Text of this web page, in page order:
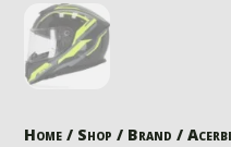
Home / Shop / Brand /